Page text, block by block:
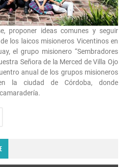
proponer ideas comunes y seguir
los laicos misioneros Vicentinos en
el grupo misionero “Sembradores
Señora de la Merced de Villa Ojo
anual de los grupos misioneros
la ciudad de Córdoba, donde
europeo.
July 4, 2023